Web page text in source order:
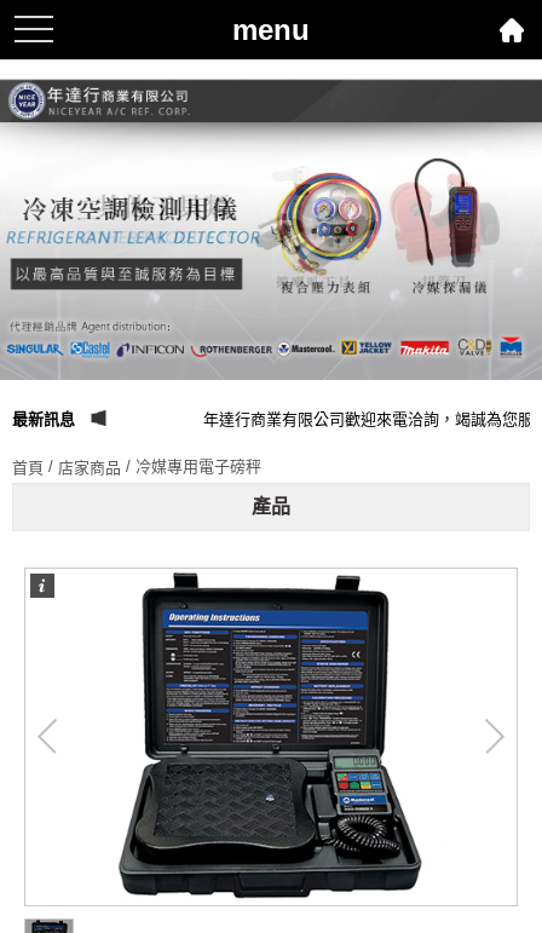
menu
toggle
navigation
最新訊息 年達行商業有限公司歡迎來電洽詢，竭誠為您服務
首頁 / 店家商品 / 冷媒專用電子磅秤
產品